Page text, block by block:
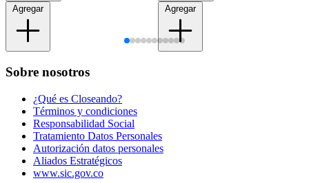
Agregar Agregar
Sobre nosotros
¿Qué es Closeando?
Términos y condiciones
Responsabilidad Social
Tratamiento Datos Personales
Autorización datos personales
Aliados Estratégicos
www.sic.gov.co